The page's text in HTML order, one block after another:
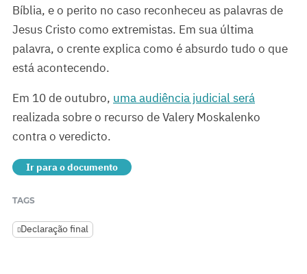
Bíblia, e o perito no caso reconheceu as palavras de
Jesus Cristo como extremistas. Em sua última
palavra, o crente explica como é absurdo tudo o que
está acontecendo.
Em 10 de outubro, uma audiência judicial será
realizada sobre o recurso de Valery Moskalenko
contra o veredicto.
Ir para o documento
TAGS
Declaração final